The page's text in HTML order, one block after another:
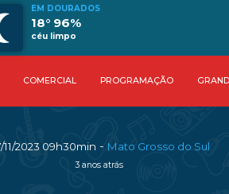
EM DOURADOS
18° 96%
céu limpo
COMERCIAL PROGRAMAÇÃO
11/2023 09h30min - Mato Grosso do Sul
3 anos atrás